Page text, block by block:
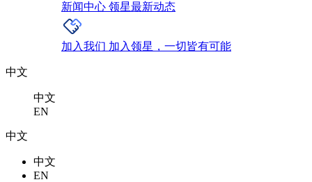
新闻中心 领星最新动态
加入我们 加入领星，一切皆有可能
中文
中文
EN
中文
中文
EN